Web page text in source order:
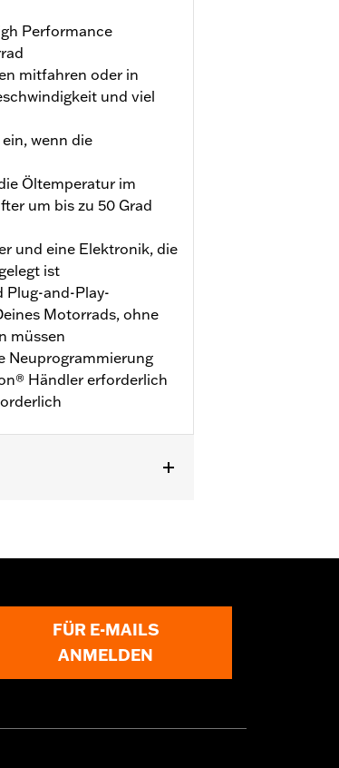
Performance
mitfahren oder in
und viel
wenn die
Öltemperatur im
um bis zu 50 Grad
und eine Elektronik, die
ist
Plug-and-Play-
Motorrads, ohne
müssen
Neuprogrammierung
Händler erforderlich
FÜR E-MAILS
ANMELDEN